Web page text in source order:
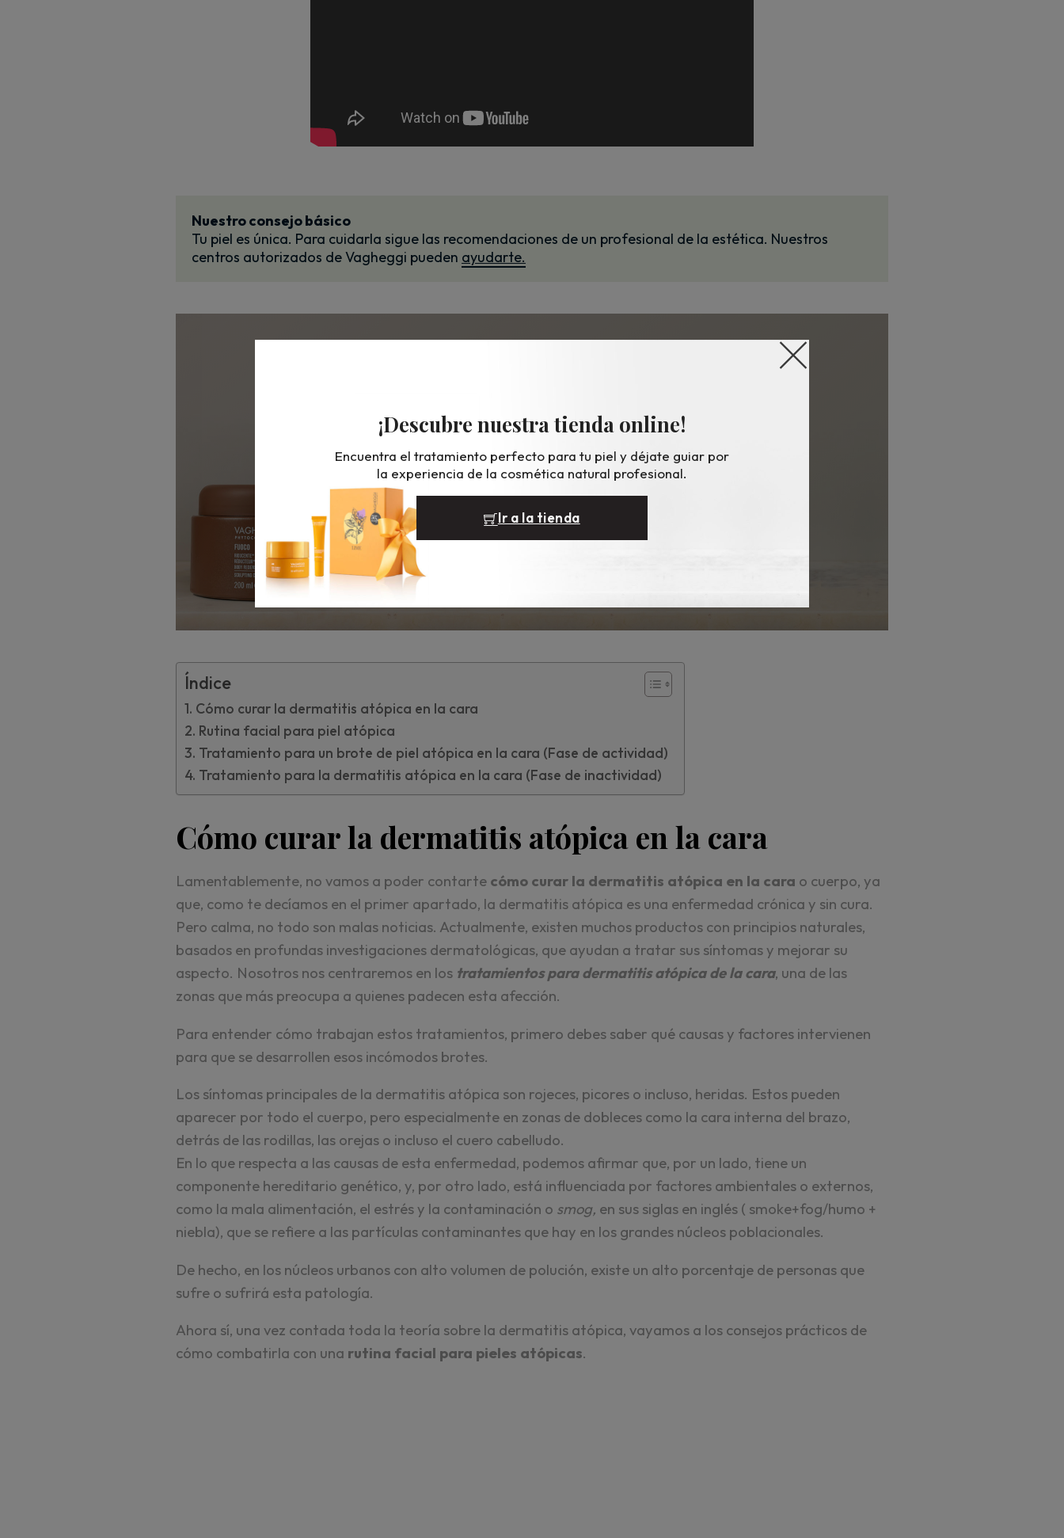
Nuestro consejo básico
Tu piel es única. Para cuidarla sigue las recomendaciones de un profesional de la estética. Nuestros
centros autorizados de Vagheggi pueden ayudarte.
una experiencia superior.
→Fórmulas exclusivas basadas en fitocosmética
→
Resultados visibles y de alto rendimiento
Solicita una demo
Descarga el
Índice
Cómo curar la dermatitis atópica en la cara
Rutina facial para piel atópica
Tratamiento para un brote de piel atópica en la cara (Fase de actividad)
Tratamiento para la dermatitis atópica en la cara (Fase de inactividad)
Cómo curar la dermatitis atópica en la cara
Lamentablemente, no vamos a poder contarte cómo curar la dermatitis atópica en la cara o cuerpo, ya
que, como te decíamos en el primer apartado, la dermatitis atópica es una enfermedad crónica y sin cura.
Pero calma, no todo son malas noticias. Actualmente, existen muchos productos con principios naturales,
basados en profundas investigaciones dermatológicas, que ayudan a tratar sus síntomas y mejorar su
aspecto. Nosotros nos centraremos en los tratamientos para dermatitis atópica de la cara, una de las
zonas que más preocupa a quienes padecen esta afección.
Para entender cómo trabajan estos tratamientos, primero debes saber qué causas y factores intervienen
para que se desarrollen esos incómodos brotes.
Los síntomas principales de la dermatitis atópica son rojeces, picores o incluso, heridas. Estos pueden
aparecer por todo el cuerpo, pero especialmente en zonas de dobleces como la cara interna del brazo,
detrás de las rodillas, las orejas o incluso el cuero cabelludo.
En lo que respecta a las causas de esta enfermedad, podemos afirmar que, por un lado, tiene un
componente hereditario genético, y, por otro lado, está influenciada por factores ambientales o externos,
como la mala alimentación, el estrés y la contaminación o smog, en sus siglas en inglés ( smoke+fog/humo +
niebla), que se refiere a las partículas contaminantes que hay en los grandes núcleos poblacionales.
De hecho, en los núcleos urbanos con alto volumen de polución, existe un alto porcentaje de personas que
sufre o sufrirá esta patología.
Ahora sí, una vez contada toda la teoría sobre la dermatitis atópica, vayamos a los consejos prácticos de
cómo combatirla con una rutina facial para pieles atópicas.
¡Descubre nuestra tienda online!
Encuentra el tratamiento perfecto para tu piel y déjate guiar por
la experiencia de la cosmética natural profesional.
Ir a la tienda